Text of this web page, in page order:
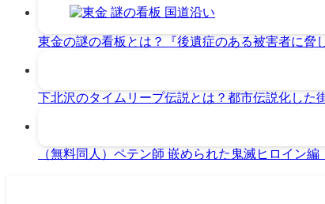
東金の謎の看板とは？『後遺症のある被害者に脅
下北沢のタイムリープ伝説とは？都市伝説化した
（無料同人）ペテン師 嵌められた鬼滅ヒロイン編